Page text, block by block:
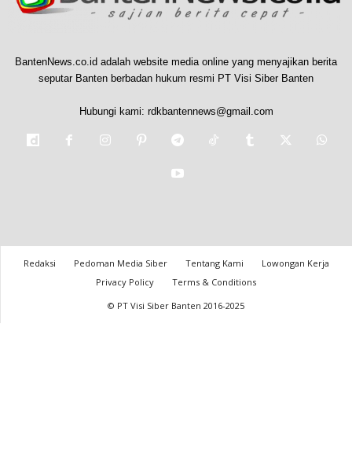
BantenNews.co.id adalah website media online yang menyajikan berita
seputar Banten berbadan hukum resmi PT Visi Siber Banten
Hubungi kami: rdkbantennews@gmail.com
Redaksi Pedoman Media Siber Tentang Kami
Lowongan Kerja
Privacy Policy
Terms & Conditions
© PT Visi Siber Banten 2016-2025